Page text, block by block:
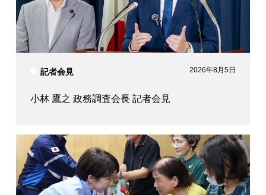
記者会見 2026年8月5日
小林 鷹之 政務調査会長 記者会見